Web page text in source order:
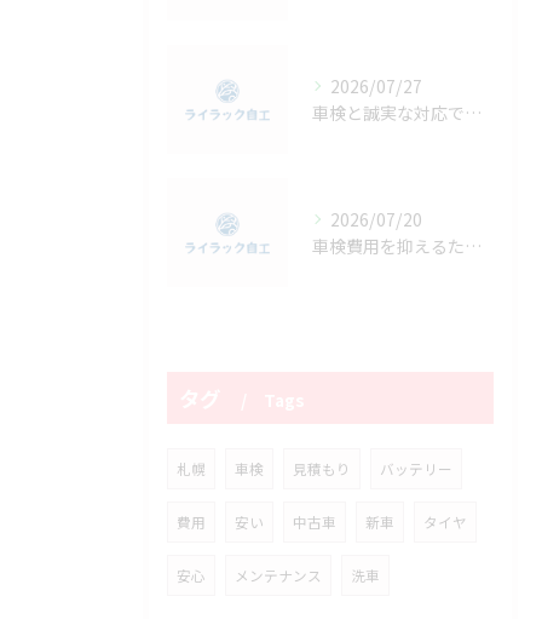
2026/07/27
車検と誠実な対応で安心を得る方法北海道札幌市東区札幌市清田区エリア徹底ガイド
2026/07/20
車検費用を抑えるための実践的対策と効果的な交渉術まとめ
札幌 車検 見積もり バッテリー
費用 安い 中古車 新車 タイヤ
安心 メンテナンス 洗車